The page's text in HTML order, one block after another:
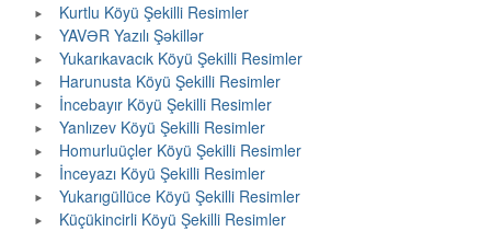
Kurtlu Köyü Şekilli Resimler
YAVƏR Yazılı Şəkillər
Yukarıkavacık Köyü Şekilli Resimler
Harunusta Köyü Şekilli Resimler
İncebayır Köyü Şekilli Resimler
Yanlızev Köyü Şekilli Resimler
Homurluüçler Köyü Şekilli Resimler
İnceyazı Köyü Şekilli Resimler
Yukarıgüllüce Köyü Şekilli Resimler
Küçükincirli Köyü Şekilli Resimler